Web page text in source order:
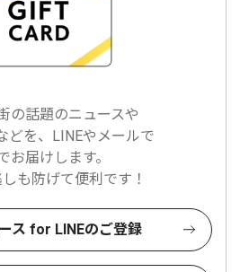
の話題のニュースや
どを、LINEやメールで
お届けします。
も防げて便利です！
ス for LINEのご登録